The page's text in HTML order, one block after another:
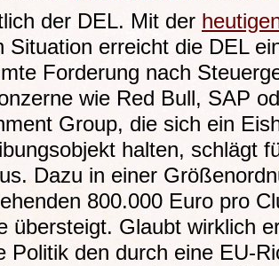
der DEL. Mit der
Situation erreicht die DEL
Forderung nach
wie Red Bull, SAP
Group, die sich ein
halten, schlägt
Dazu in einer
800.000 Euro pro
übersteigt. Glaubt wirklich
Politik den durch eine EU-